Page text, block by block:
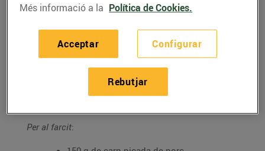
Pollastre farcit amb
prunes i avellanes
Per al farcit:
Més informació a la Política de Cookies.
Configurar
Rebutjar
Acceptar